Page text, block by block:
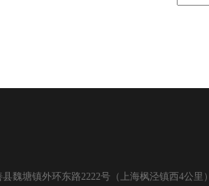
魏塘镇外环东路2222号（上海枫泾镇西4公里）